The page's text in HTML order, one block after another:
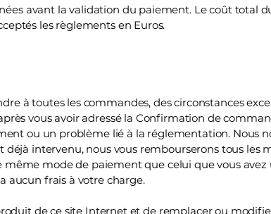
avant la validation du paiement. Le coût total
les règlements en Euros.
à toutes les commandes, des circonstances
vous avoir adressé la Confirmation de
ou un problème lié à la réglementation. Nous
intervenu, nous vous rembourserons tous les
même mode de paiement que celui que vous avez
aucun frais à votre charge.
de ce site Internet et de remplacer ou